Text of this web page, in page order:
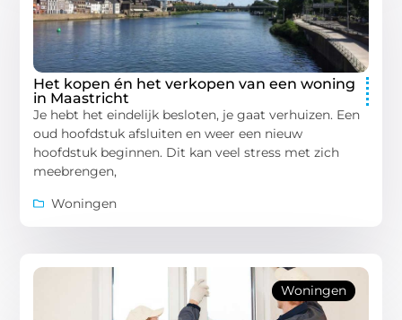
Het kopen én het verkopen van een woning
in Maastricht
Je hebt het eindelijk besloten, je gaat verhuizen. Een
oud hoofdstuk afsluiten en weer een nieuw
hoofdstuk beginnen. Dit kan veel stress met zich
meebrengen,
Woningen
Woningen